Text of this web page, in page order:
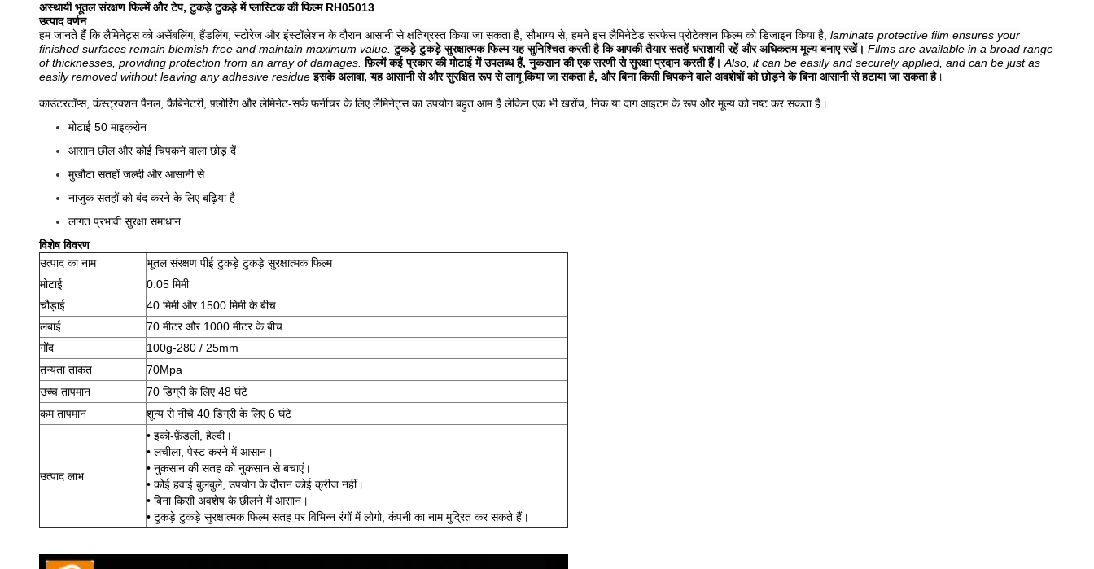
अस्थायी भूतल संरक्षण फिल्में और टेप, टुकड़े टुकड़े में प्लास्टिक की फिल्म RH05013
उत्पाद वर्णन
हम जानते हैं कि लैमिनेट्स को असेंबलिंग, हैंडलिंग, स्टोरेज और इंस्टॉलेशन के दौरान आसानी से क्षतिग्रस्त किया जा सकता है, सौभाग्य से, हमने इस लैमिनेटेड सरफेस प्रोटेक्शन फिल्म को डिजाइन किया है, laminate protective film ensures your
finished surfaces remain blemish-free and maintain maximum value. टुकड़े टुकड़े सुरक्षात्मक फिल्म यह सुनिश्चित करती है कि आपकी तैयार सतहें धराशायी रहें और अधिकतम मूल्य बनाए रखें। Films are available in a broad range
of thicknesses, providing protection from an array of damages. फ़िल्में कई प्रकार की मोटाई में उपलब्ध हैं, नुकसान की एक सरणी से सुरक्षा प्रदान करती हैं। Also, it can be easily and securely applied, and can be just as
easily removed without leaving any adhesive residue इसके अलावा, यह आसानी से और सुरक्षित रूप से लागू किया जा सकता है, और बिना किसी चिपकने वाले अवशेषों को छोड़ने के बिना आसानी से हटाया जा सकता है।
काउंटरटॉप्स, कंस्ट्रक्शन पैनल, कैबिनेटरी, फ़्लोरिंग और लेमिनेट-सर्फ फ़र्नीचर के लिए लैमिनेट्स का उपयोग बहुत आम है लेकिन एक भी खरोंच, निक या दाग आइटम के रूप और मूल्य को नष्ट कर सकता है।
मोटाई 50 माइक्रोन
आसान छील और कोई चिपकने वाला छोड़ दें
मुखौटा सतहों जल्दी और आसानी से
नाजुक सतहों को बंद करने के लिए बढ़िया है
लागत प्रभावी सुरक्षा समाधान
विशेष विवरण
उत्पाद का नाम
भूतल संरक्षण पीई टुकड़े टुकड़े सुरक्षात्मक फिल्म
मोटाई
0.05 मिमी
चौड़ाई
40 मिमी और 1500 मिमी के बीच
लंबाई
70 मीटर और 1000 मीटर के बीच
गोंद
100g-280 / 25mm
तन्यता ताकत
70Mpa
उच्च तापमान
70 डिग्री के लिए 48 घंटे
कम तापमान
शून्य से नीचे 40 डिग्री के लिए 6 घंटे
उत्पाद लाभ
• इको-फ़ेंडली, हेल्दी।
• लचीला, पेस्ट करने में आसान।
• नुकसान की सतह को नुकसान से बचाएं।
• कोई हवाई बुलबुले, उपयोग के दौरान कोई क्रीज नहीं।
• बिना किसी अवशेष के छीलने में आसान।
• टुकड़े टुकड़े सुरक्षात्मक फिल्म सतह पर विभिन्न रंगों में लोगो, कंपनी का नाम मुद्रित कर सकते हैं।